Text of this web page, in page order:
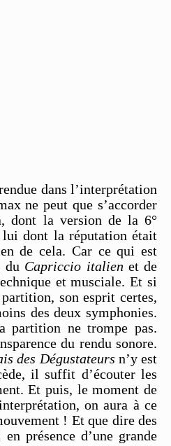
dans l’interprétation
ne peut que s’accorder
dont la version de la 6°
lui dont la réputation était
de cela. Car ce qui est
du Capriccio italien et de
et musciale. Et si
son esprit certes,
des deux symphonies.
partition ne trompe pas.
du rendu sonore.
des Dégustateurs n’y est
il suffit d’écouter les
Et puis, le moment de
on aura à ce
! Et que dire des
présence d’une grande